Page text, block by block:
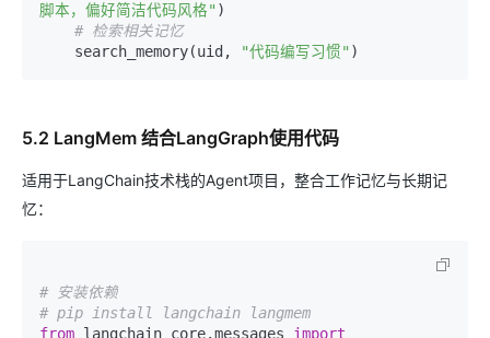
脚本，偏好简洁代码风格" )
# 检索相关记忆
    search_memory(uid,
"代码编写习惯"
5.2 LangMem 结合LangGraph使用代码
适用于LangChain技术栈的Agent项目，整合工作记忆与长期记
忆：
# 安装依赖
# pip install langchain langmem
from langchain_core.messages import